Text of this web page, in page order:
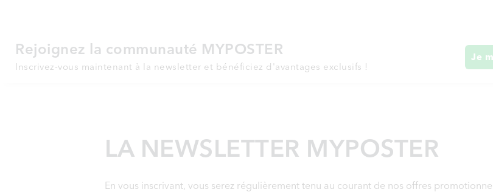
Rejoignez la communauté MYPOSTER
Inscrivez-vous maintenant à la newsletter et bénéficiez d'avantages exclusifs !
Je
LA NEWSLETTER MYPOSTER
En vous inscrivant, vous serez régulièrement tenu au courant de nos offres